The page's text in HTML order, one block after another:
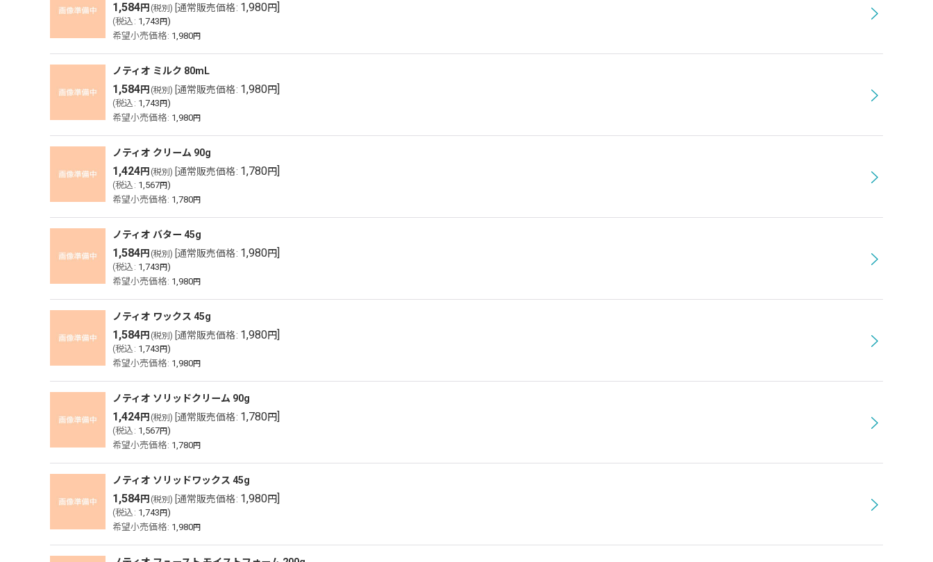
1,584円 (税別) 通常販売価格: 1,980円]
(税込 : 1,743 円)
希望小売価格: 1,980円
ノティオ ミルク 80mL
1,584円 (税別) 通常販売価格: 1,980円]
(税込 : 1,743 円)
希望小売価格: 1,980円
ノティオ クリーム 90g
1,424円 (税別) 通常販売価格: 1,780円]
(税込 : 1,567円)
希望小売価格: 1,780円
ノティオ バター 45g
1,584円 (税別) 通常販売価格: 1,980円]
(税込 : 1,743 円)
希望小売価格: 1,980円
ノティオ ワックス 45g
1,584円 (税別) 通常販売価格: 1,980円]
(税込 : 1,743 円)
希望小売価格: 1,980円
ノティオ ソリッドクリーム 90g
1,424円 (税別) 通常販売価格: 1,780円]
(税込 : 1,567円)
希望小売価格: 1,780円
ノティオ ソリッドワックス 45g
1,584円 (税別) 通常販売価格: 1,980円]
(税込 : 1,743 円)
希望小売価格: 1,980円